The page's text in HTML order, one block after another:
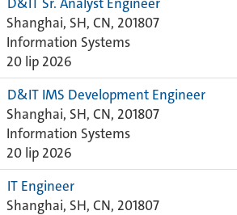
Shanghai, SH, CN, 201807
Information Systems
20 lip 2026
D&IT IMS Development Engineer
Shanghai, SH, CN, 201807
Information Systems
20 lip 2026
IT Engineer
Shanghai, SH, CN, 201807